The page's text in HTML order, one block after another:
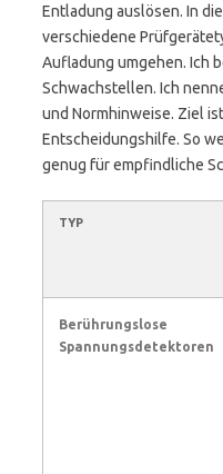
Entladung auslösen. In
verschiedene
Aufladung umgehen. Ich
Schwachstellen. Ich
und Normhinweise. Ziel
Entscheidungshilfe. So
genug für empfindliche
TYP
Berührungslose
Spannungsdetektoren